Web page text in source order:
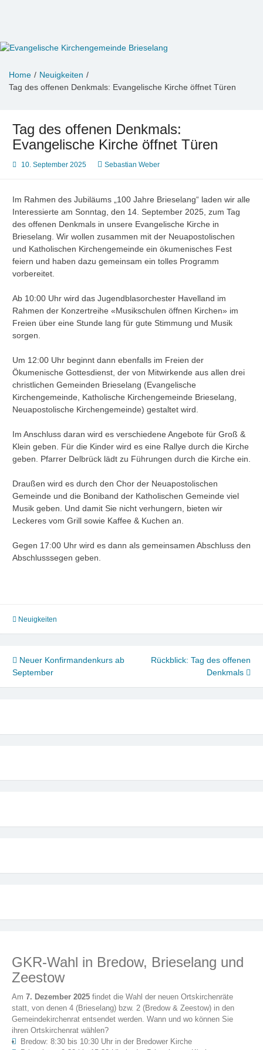
Evangelische Kirchengemeinde
Informationen zu Veranstaltungen, Gemeindeleben und
Home
Neuigkeiten
Tag des offenen Denkmals: Evangelische Kirche öffnet Türen
Tag des offenen Denkmals:
Evangelische Kirche öffnet Türen
10. September 2025 Sebastian Weber
Im Rahmen des Jubiläums „100 Jahre Brieselang“ laden wir alle
Interessierte am Sonntag, den 14. September 2025, zum Tag
des offenen Denkmals in unsere Evangelische Kirche in
Brieselang. Wir wollen zusammen mit der Neuapostolischen
und Katholischen Kirchengemeinde ein ökumenisches Fest
feiern und haben dazu gemeinsam ein tolles Programm
vorbereitet.
Ab 10:00 Uhr wird das Jugendblasorchester Havelland im
Rahmen der Konzertreihe «Musikschulen öffnen Kirchen» im
Freien über eine Stunde lang für gute Stimmung und Musik
sorgen.
Um 12:00 Uhr beginnt dann ebenfalls im Freien der
Ökumenische Gottesdienst, der von Mitwirkende aus allen drei
christlichen Gemeinden Brieselang (Evangelische
Kirchengemeinde, Katholische Kirchengemeinde Brieselang,
Neuapostolische Kirchengemeinde) gestaltet wird.
Im Anschluss daran wird es verschiedene Angebote für Groß &
Klein geben. Für die Kinder wird es eine Rallye durch die Kirche
geben. Pfarrer Delbrück lädt zu Führungen durch die Kirche ein.
Draußen wird es durch den Chor der Neuapostolischen
Gemeinde und die Boniband der Katholischen Gemeinde viel
Musik geben. Und damit Sie nicht verhungern, bieten wir
Leckeres vom Grill sowie Kaffee & Kuchen an.
Gegen 17:00 Uhr wird es dann als gemeinsamen Abschluss den
Abschlusssegen geben.
Neuigkeiten
Beitragsnavigation
Neuer Konfirmandenkurs ab
September
Rückblick: Tag des offenen
Denkmals
GKR-Wahl in Bredow, Brieselang und
Zeestow
Am 7. Dezember 2025findet die Wahl der neuen Ortskirchenräte
statt, von denen 4 (Brieselang) bzw. 2 (Bredow & Zeestow) in den
Gemeindekirchenrat entsendet werden. Wann und wo können Sie
ihren Ortskirchenrat wählen?
Bredow: 8:30 bis 10:30 Uhr in der Bredower Kirche